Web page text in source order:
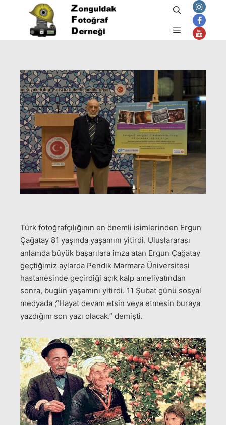
Ana menü
Şubat 15, 2018
Türk fotoğrafçılığının en önemli isimlerinden Ergun
Çağatay 81 yaşında yaşamını yitirdi. Uluslararası
anlamda büyük başarılara imza atan Ergun Çağatay
geçtiğimiz aylarda Pendik Marmara Üniversitesi
hastanesinde geçirdiği açık kalp ameliyatından
sonra, bugün yaşamını yitirdi. 11 Şubat günü sosyal
medyada ;“Hayat devam etsin veya etmesin buraya
yazdığım son yazı olacak.” demişti.